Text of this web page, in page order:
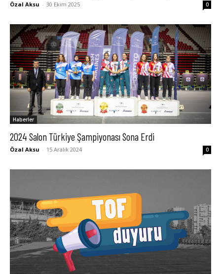
Özal Aksu - 30 Ekim 2025 0
Haberler
2024 Salon Türkiye Şampiyonası Sona Erdi
Özal Aksu - 15 Aralık 2024 0